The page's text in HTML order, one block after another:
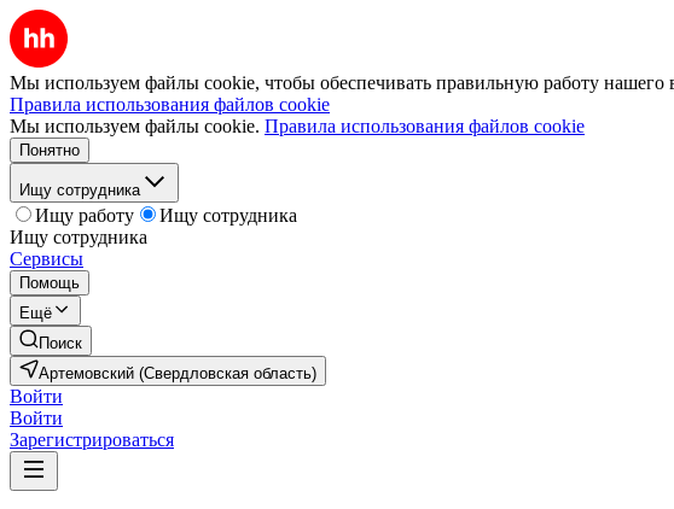
Мы используем файлы cookie, чтобы обеспечивать правильную работу нашего
Правила использования файлов cookie
Мы используем файлы cookie. Правила использования файлов cookie
Понятно
Ищу сотрудника
Ищу работу
Ищу сотрудника
Ищу сотрудника
Сервисы
Помощь
Ещё
Поиск
Артемовский (Свердловская область)
Войти
Войти
Зарегистрироваться